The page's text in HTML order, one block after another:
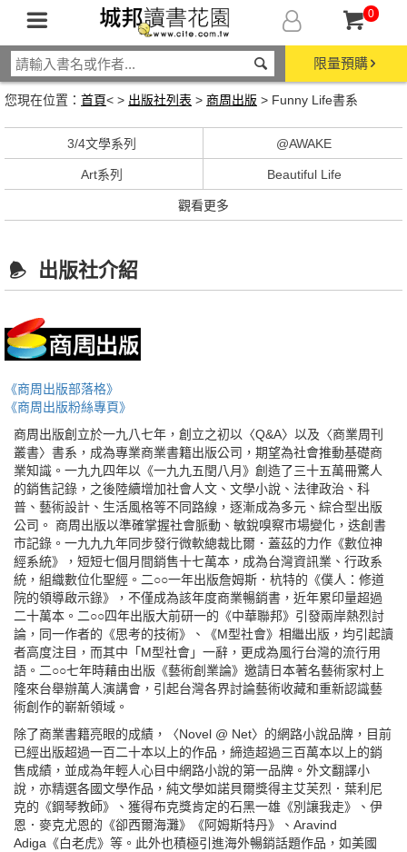
0
限量預購
您現在位置： 首頁< > 出版社列表 > 商周出版 > Funny Life書系
3/4文學系列 @AWAKE
Art系列 Beautiful Life
觀看更多
出版社介紹
《商周出版部落格》
《商周出版粉絲專頁》
商周出版創立於一九八七年，創立之初以〈Q&A〉以及〈商業周刊
叢書〉書系，成為專業商業書籍出版公司，期望為社會推動基礎商
業知識。一九九四年以《一九九五閏八月》創造了三十五萬冊驚人
的銷售記錄，之後陸續增加社會人文、文學小說、法律政治、科
普、藝術設計、生活風格等不同路線，逐漸成為多元、綜合型出版
公司。 商周出版以準確掌握社會脈動、敏銳嗅察市場變化，迭創書
市記錄。一九九九年同步發行微軟總裁比爾．蓋茲的力作《數位神
經系統》，短短七個月間銷售十七萬本，成為台灣資訊業、行政系
統，組織數位化聖經。二○○一年出版詹姆斯．杭特的《僕人：修道
院的領導啟示錄》，不僅成為該年度商業暢銷書，近年累印量超過
二十萬本。二○○四年出版大前研一的《中華聯邦》引發兩岸熱烈討
論，同一作者的《思考的技術》、《M型社會》相繼出版，均引起讀
者高度注目，而其中「M型社會」一辭，更成為風行台灣的流行用
語。二○○七年時藉由出版《藝術創業論》邀請日本著名藝術家村上
隆來台舉辦萬人演講會，引起台灣各界討論藝術收藏和重新認識藝
術創作的嶄新領域。
除了商業書籍亮眼的成績，〈Novel @ Net〉的網路小說品牌，目前
已經出版超過一百二十本以上的作品，締造超過三百萬本以上的銷
售成績，並成為年輕人心目中網路小說的第一品牌。外文翻譯小
說，亦精選各國文學作品，純文學如諾貝爾獎得主艾芙烈．葉利尼
克的《鋼琴教師》、獲得布克獎肯定的石黑一雄《別讓我走》、伊
恩．麥克尤恩的《卻西爾海灘》《阿姆斯特丹》、Aravind
Adiga《白老虎》等。此外也積極引進海外暢銷話題作品，如美國